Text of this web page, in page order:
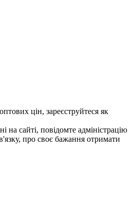
цін, зареєструйтеся як
на сайті, повідомте адміністрацію
про своє бажання отримати